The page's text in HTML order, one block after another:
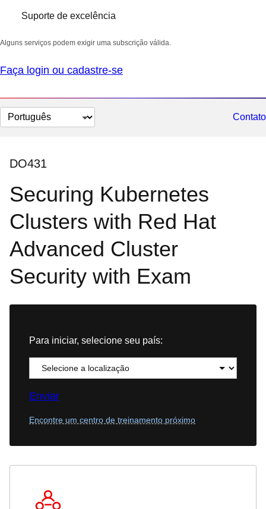
Suporte de excelência
Alguns serviços podem exigir uma subscrição válida.
Faça login ou cadastre-se
Selecionar
idioma
Contato
DO431
Securing Kubernetes
Clusters with Red Hat
Advanced Cluster
Security with Exam
Para iniciar, selecione seu país:
Enviar
Encontre um centro de treinamento próximo